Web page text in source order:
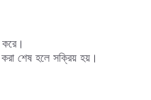
শেষ হলে সক্রিয় হয়।